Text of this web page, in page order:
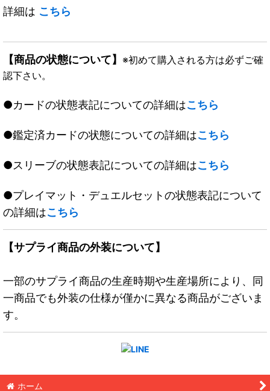
詳細は こちら
【商品の状態について】 ※初めて購入される方は必ずご確
認下さい。
●カードの状態表記についての詳細はこちら
●鑑定済カードの状態についての詳細はこちら
●スリーブの状態表記についての詳細はこちら
●プレイマット・デュエルセットの状態表記について
の詳細はこちら
【サプライ商品の外装について】
一部のサプライ商品の生産時期や生産場所により、同
一商品でも外装の仕様が僅かに異なる商品がございま
す。
ホーム